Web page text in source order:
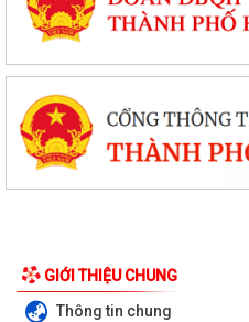
GIỚI THIỆU CHUNG
Thông tin chung